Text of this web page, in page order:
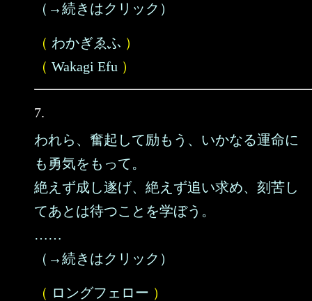
（→続きはクリック）
（ わかぎゑふ ）
（ Wakagi Efu ）
7.
われら、奮起して励もう、いかなる運命に
も勇気をもって。
絶えず成し遂げ、絶えず追い求め、刻苦し
てあとは待つことを学ぼう。
……
（→続きはクリック）
（ ロングフェロー ）